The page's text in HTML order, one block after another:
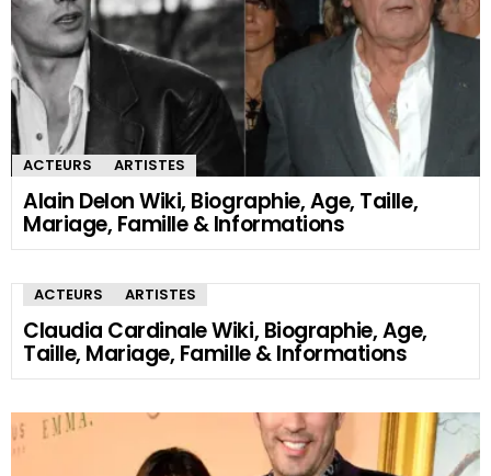
ACTEURS ARTISTES
Alain Delon Wiki, Biographie, Age, Taille,
Mariage, Famille & Informations
ACTEURS ARTISTES
Claudia Cardinale Wiki, Biographie, Age,
Taille, Mariage, Famille & Informations